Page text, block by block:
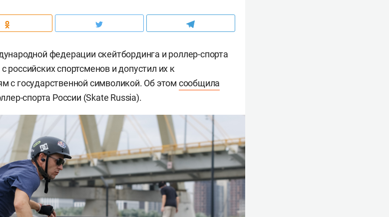
федерации скейтбординга и роллер-спорта
российских спортсменов и допустил их к
с государственной символикой. Об этом сообщила
спорта России (Skate Russia).